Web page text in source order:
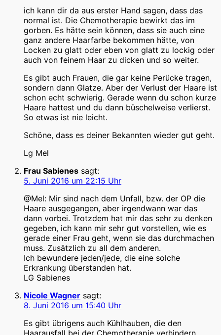
ich kann dir da aus erster Hand sagen, dass das
normal ist. Die Chemotherapie bewirkt das im
gorben. Es hätte sein können, dass sie auch eine
ganz andere Haarfarbe bekommen hätte, von
Locken zu glatt oder eben von glatt zu lockig oder
auch von feinem Haar zu dicken und so weiter.
Es gibt auch Frauen, die gar keine Perücke tragen,
sondern dann Glatze. Aber der Verlust der Haare ist
schon echt schwierig. Gerade wenn du schon kurze
Haare hattest und du dann büschelweise verlierst.
So etwas ist nie leicht.
Schöne, dass es deiner Bekannten wieder gut geht.
Lg Mel
Frau Sabienes sagt:
5. Juni 2016 um 22:15 Uhr
@Mel: Mir sind nach dem Unfall, bzw. der OP die
Haare ausgegangen, aber irgendwann war das
dann vorbei. Trotzdem hat mir das sehr zu denken
gegeben, ich kann mir sehr gut vorstellen, wie es
gerade einer Frau geht, wenn sie das durchmachen
muss. Zusätzlich zu all dem anderen.
Ich bewundere jeden/jede, die eine solche
Erkrankung überstanden hat.
LG Sabienes
Nicole Wagner sagt:
8. Juni 2016 um 15:40 Uhr
Es gibt übrigens auch Kühlhauben, die den
Haarausfall bei der Chemotherapie verhindern